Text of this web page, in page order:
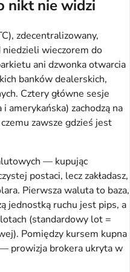
nikt nie widzi
zdecentralizowany,
niedzieli wieczorem do
ani dzwonka otwarcia
banków dealerskich,
Cztery główne sesje
amerykańska) zachodzą na
zawsze gdzieś jest
— kupując
postaci, lecz zakładasz,
Pierwsza waluta to baza,
jednostką ruchu jest pips, a
(standardowy lot =
Pomiędzy kursem kupna
prowizja brokera ukryta w